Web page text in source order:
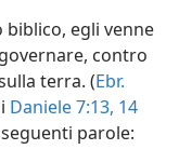
biblico, egli venne
contro
terra. (Ebr.
Daniele 7:13, 14
parole: